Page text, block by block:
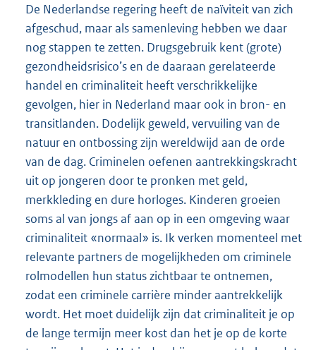
De Nederlandse regering heeft de naïviteit van zich
afgeschud, maar als samenleving hebben we daar
nog stappen te zetten. Drugsgebruik kent (grote)
gezondheidsrisico’s en de daaraan gerelateerde
handel en criminaliteit heeft verschrikkelijke
gevolgen, hier in Nederland maar ook in bron- en
transitlanden. Dodelijk geweld, vervuiling van de
natuur en ontbossing zijn wereldwijd aan de orde
van de dag. Criminelen oefenen aantrekkingskracht
uit op jongeren door te pronken met geld,
merkkleding en dure horloges. Kinderen groeien
soms al van jongs af aan op in een omgeving waar
criminaliteit «normaal» is. Ik verken momenteel met
relevante partners de mogelijkheden om criminele
rolmodellen hun status zichtbaar te ontnemen,
zodat een criminele carrière minder aantrekkelijk
wordt. Het moet duidelijk zijn dat criminaliteit je op
de lange termijn meer kost dan het je op de korte